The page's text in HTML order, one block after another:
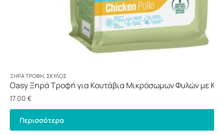
ΞΗΡΆ ΤΡΟΦΉ, ΣΚΎΛΟΣ
Oasy Ξηρά Τροφή για Κουτάβια Μικρόσωμων Φυλών με
17.00 €
Περισσότερα